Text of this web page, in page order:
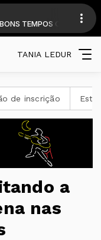
CADEIRA diariamente
TANIA LEDUR
Estado de São
a
nas